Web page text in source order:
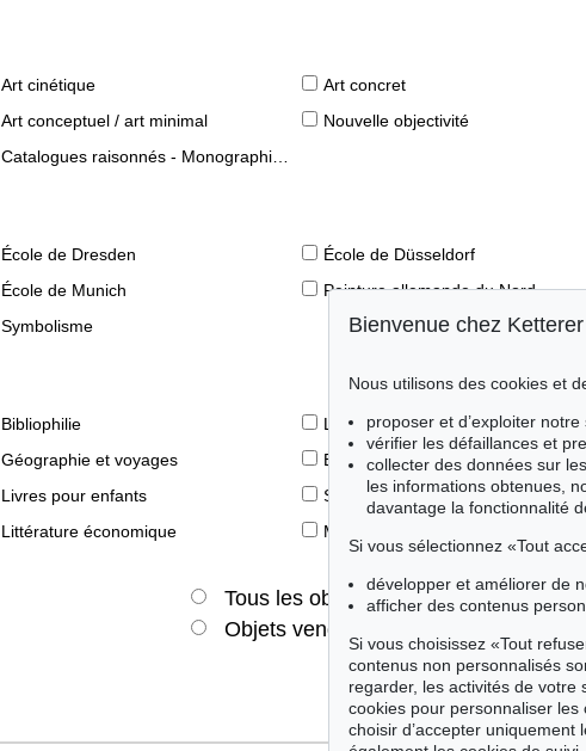
Art cinétique Art concret
Art conceptuel / art minimal Nouvelle objectivité
Catalogues raisonnés - Monographies d'artistes
École de Dresden École de Düsseldorf
École de Munich Peinture allemande du Nord
Symbolisme
Bibliophilie Le livre des Modernes
Géographie et voyages Éditions princeps
Livres pour enfants Style de vie
Littérature économique Merveilles de la nature
Tous les objets
Offres
Objets vendus
Bienvenue chez
Nous utilisons des cookies et
proposer et d’exploiter
vérifier les défaillances et
collecter des données sur
les informations obtenues,
davantage la fonctionnalité
Si vous sélectionnez «Tout
développer et améliorer de
afficher des contenus
Si vous choisissez «Tout
contenus non personnalisés
regarder, les activités de votre
cookies pour personnaliser
choisir d’accepter uniquement